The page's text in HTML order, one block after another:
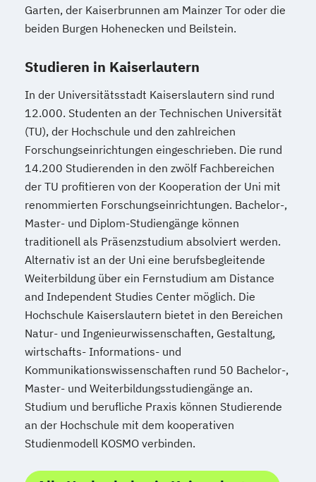
Garten, der Kaiserbrunnen am Mainzer Tor oder die
beiden Burgen Hohenecken und Beilstein.
Studieren in Kaiserlautern
In der Universitätsstadt Kaiserslautern sind rund
12.000. Studenten an der Technischen Universität
(TU), der Hochschule und den zahlreichen
Forschungseinrichtungen eingeschrieben. Die rund
14.200 Studierenden in den zwölf Fachbereichen
der TU profitieren von der Kooperation der Uni mit
renommierten Forschungseinrichtungen. Bachelor-,
Master- und Diplom-Studiengänge können
traditionell als Präsenzstudium absolviert werden.
Alternativ ist an der Uni eine berufsbegleitende
Weiterbildung über ein Fernstudium am Distance
and Independent Studies Center möglich. Die
Hochschule Kaiserslautern bietet in den Bereichen
Natur- und Ingenieurwissenschaften, Gestaltung,
wirtschafts- Informations- und
Kommunikationswissenschaften rund 50 Bachelor-,
Master- und Weiterbildungsstudiengänge an.
Studium und berufliche Praxis können Studierende
an der Hochschule mit dem kooperativen
Studienmodell KOSMO verbinden.